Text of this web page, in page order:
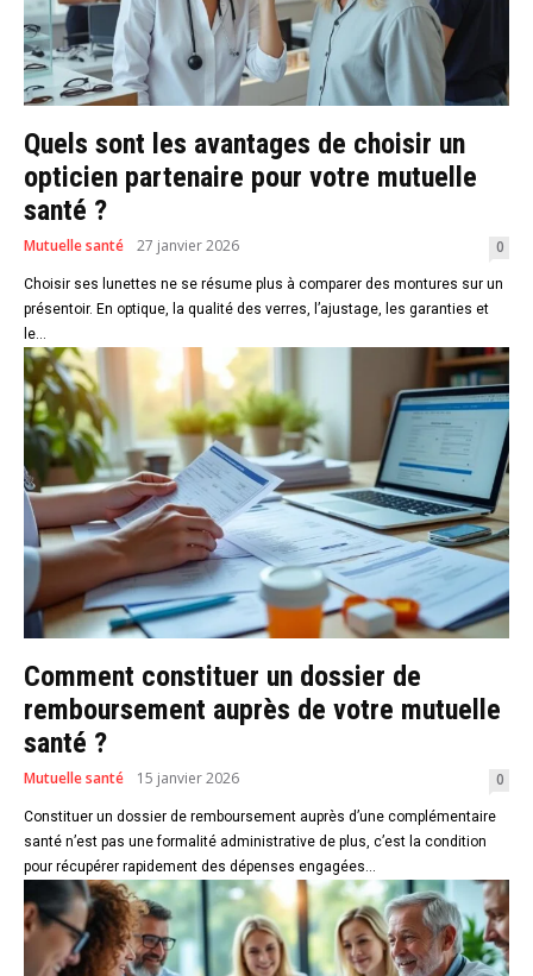
Quels sont les avantages de choisir un
opticien partenaire pour votre mutuelle
santé ?
Mutuelle santé 27 janvier 2026 0
Choisir ses lunettes ne se résume plus à comparer des montures sur un
présentoir. En optique, la qualité des verres, l’ajustage, les garanties et
le...
Comment constituer un dossier de
remboursement auprès de votre mutuelle
santé ?
Mutuelle santé 15 janvier 2026 0
Constituer un dossier de remboursement auprès d’une complémentaire
santé n’est pas une formalité administrative de plus, c’est la condition
pour récupérer rapidement des dépenses engagées...